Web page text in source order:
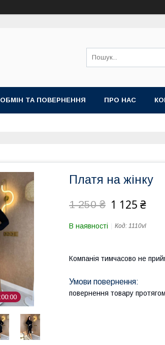
ОБМІН ТА ПОВЕРНЕННЯ ПРО НАС
00 00
Платя на жінку
1 250 ₴ 1 125 ₴
В наявності Код: 1110vl
Компанія тимчасово не
повернення товару